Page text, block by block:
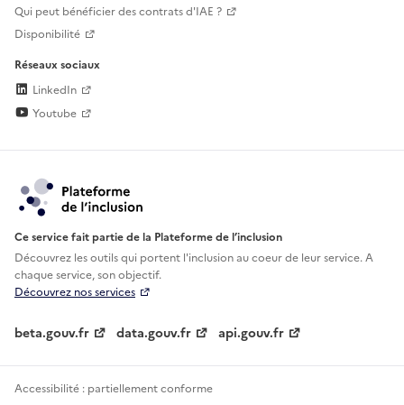
Qui peut bénéficier des contrats d'IAE ?
Disponibilité
Réseaux sociaux
LinkedIn
Youtube
Ce service fait partie de la Plateforme de l’inclusion
Découvrez les outils qui portent l'inclusion aucoeur de leur service. A
chaque service, son objectif.
Découvrez nos services
beta.gouv.fr data.gouv.fr api.gouv.fr
Accessibilité : partiellement conforme